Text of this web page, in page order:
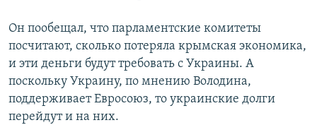
Он пообещал, что парламентские комитеты
посчитают, сколько потеряла крымская экономика,
и эти деньги будут требовать с Украины. А
поскольку Украину, по мнению Володина,
поддерживает Евросоюз, то украинские долги
перейдут и на них.